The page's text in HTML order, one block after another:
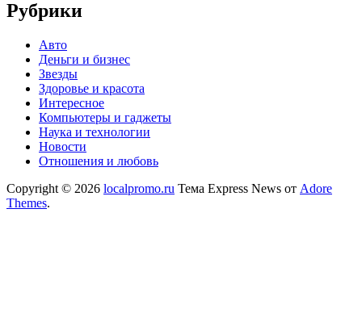
Рубрики
Авто
Деньги и бизнес
Звезды
Здоровье и красота
Интересное
Компьютеры и гаджеты
Наука и технологии
Новости
Отношения и любовь
Copyright © 2026 localpromo.ru Тема Express News от Adore
Themes.